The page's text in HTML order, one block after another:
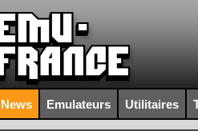
News Emulateurs Utilitaires